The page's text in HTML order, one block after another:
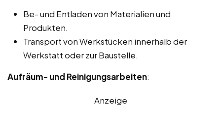
Be- und Entladen von Materialien und
Produkten.
Transport von Werkstücken innerhalb der
Werkstatt oder zur Baustelle.
Aufräum- und Reinigungsarbeiten:
Anzeige